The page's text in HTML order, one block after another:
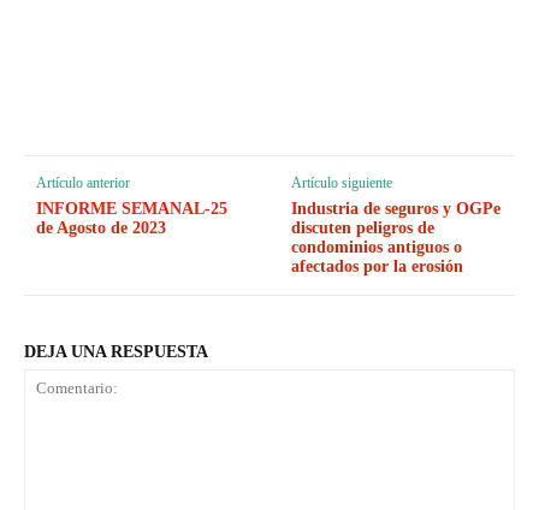
Artículo anterior
INFORME SEMANAL-25
de Agosto de 2023
Artículo siguiente
Industria de seguros y OGPe
discuten peligros de
condominios antiguos o
afectados por la erosión
DEJA UNA RESPUESTA